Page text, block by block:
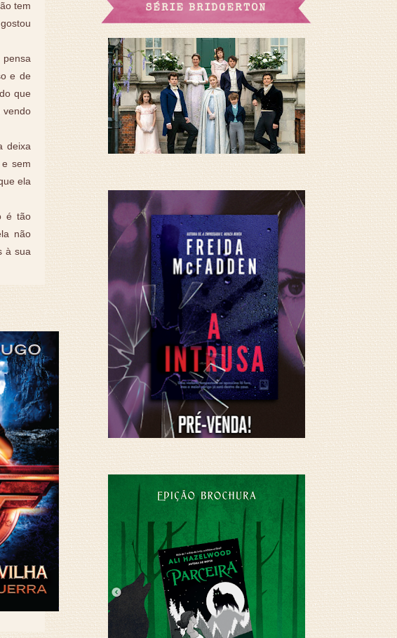
tem
e de
que
vendo
deixa
sem
ela
é tão
não
à sua
SÉRIE BRIDGERTON